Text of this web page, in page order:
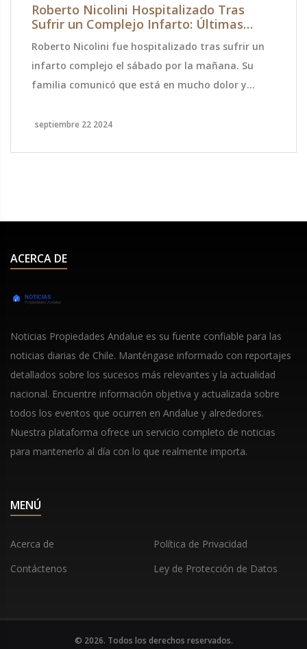
Roberto Nicolini Hospitalizado Tras
Sufrir un Complejo Infarto: Últimas
Roberto Nicolini fue hospitalizado tras sufrir un
infarto complejo el sábado por la mañana. Su
familia comunicó que está en mucho dolor y
detallado las especificaciones de su salud actual
septiembre 22 2024
ACERCA DE
Noticias Propiedades Andalue es su fuente confiable para las
noticias diarias de Chile. Manténgase informado con reportajes
detallados sobre los sucesos más relevantes y la actualidad
nacional. Encuentre información objetiva y actualizada sobre
todos los eventos que ocurren en Andalue y alrededores.
Nuestra plataforma ofrece un servicio completo de noticias
para mantenerlo al día con lo que realmente importa.
MENÚ
Acerca de
Política de Privacidad
Contáctenos
Ley de Protección de Datos
© 2026. Todos los derechos reservados.